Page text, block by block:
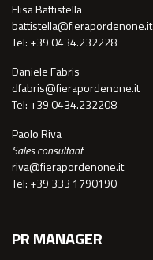
Elisa Battistella
battistella@fierapordenone.it
Tel: +39 0434.232228
Daniele Fabris
dfabris@fierapordenone.it
Tel: +39 0434.232208
Paolo Riva
Sales consultant
riva@fierapordenone.it
Tel: +39 333 1790190
PR MANAGER